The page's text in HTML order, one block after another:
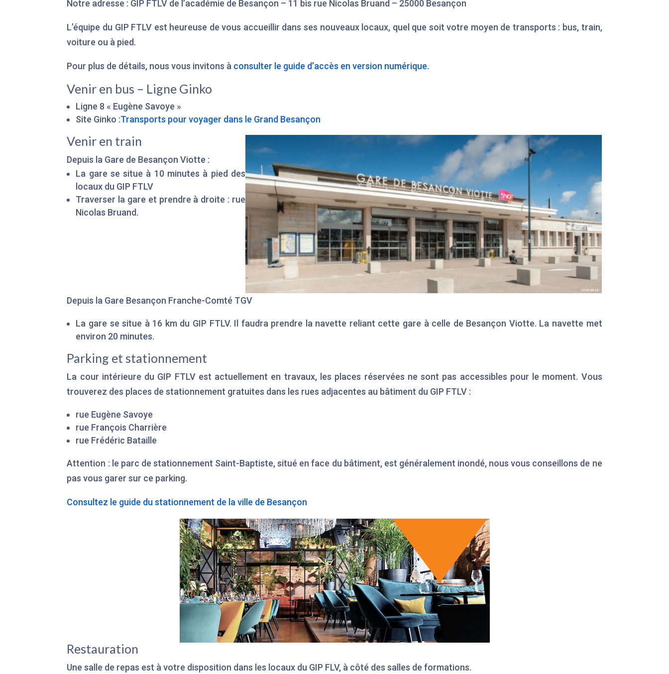
Notre adresse : GIP FTLV de l’académie de Besançon – 11 bis rue Nicolas Bruand – 25000 Besançon
L’équipe du GIP FTLV est heureuse de vous accueillir dans ses nouveaux locaux, quel que soit votre moyen de transports : bus, train,
voiture ou à pied.
Pour plus de détails, nous vous invitons à consulter le guide d’accès en version numérique.
Venir en bus – Ligne Ginko
Ligne 8 « Eugène Savoye »
Site Ginko :Transports pour voyager dans le Grand Besançon
Venir en train
Depuis la Gare de Besançon Viotte :
La gare se situe à 10 minutes à pied des
locaux du GIP FTLV
Traverser la gare et prendre à droite : rue
Nicolas Bruand.
Depuis la Gare Besançon Franche-Comté TGV
La gare se situe à 16 km du GIP FTLV. Il faudra prendre la navette reliant cette gare à celle de Besançon Viotte. La navette met
environ 20 minutes.
Parking et stationnement
La cour intérieure du GIP FTLV est actuellement en travaux, les places réservées ne sont pas accessibles pour le moment. Vous
trouverez des places de stationnement gratuites dans les rues adjacentes au bâtiment du GIP FTLV :
rue Eugène Savoye
rue François Charrière
rue Frédéric Bataille
Attention : le parc de stationnement Saint-Baptiste, situé en face du bâtiment, est généralement inondé, nous vous conseillons de ne
pas vous garer sur ce parking.
Consultez le guide du stationnement de la ville de Besançon
Restauration
Une salle de repas est à votre disposition dans les locaux du GIP FLV, à côté des salles de formations.